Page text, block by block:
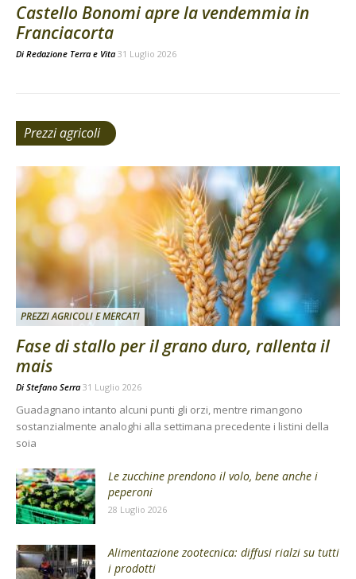
Castello Bonomi apre la vendemmia in
Franciacorta
Di Redazione Terra e Vita 31 Luglio 2026
Prezzi agricoli
PREZZI AGRICOLI E MERCATI
Fase di stallo per il grano duro, rallenta il
mais
Di Stefano Serra 31 Luglio 2026
Guadagnano intanto alcuni punti gli orzi, mentre rimangono
sostanzialmente analoghi alla settimana precedente i listini della
soia
Le zucchine prendono il volo, bene anche i
peperoni
28 Luglio 2026
Alimentazione zootecnica: diffusi rialzi su tutti
i prodotti